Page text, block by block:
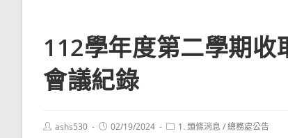
112學年度第二學期
會議紀錄
Postashs530
Post02/19/2024
Post1. 頭條消息 /總務處公告